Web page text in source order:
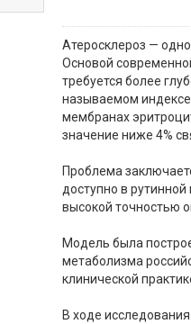
Атеросклероз —
Основой
требуется более
называемом
мембранах
значение ниже 4%
Проблема
доступно в
высокой точностью
Модель была
метаболизма
клинической
В ходе